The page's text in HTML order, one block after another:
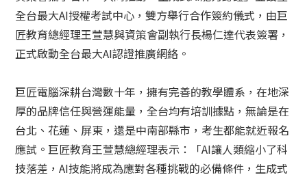
全台最大AI授權考試中心，雙方舉行合作簽約儀式，由巨
匠教育總經理王萱慧與資策會副執行長楊仁達代表簽署，
正式啟動全台最大AI認證推廣網絡。
巨匠電腦深耕台灣數十年，擁有完善的教學體系，在地深
厚的品牌信任與營運能量，全台均有培訓據點，無論是在
台北、花蓮、屏東，還是中南部縣市，考生都能就近報名
應試。巨匠教育王萱慧總經理表示：「AI讓人類縮小了科
技落差，AI技能將成為應對各種挑戰的必備條件，生成式